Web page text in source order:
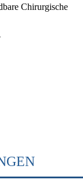
Chirurgische